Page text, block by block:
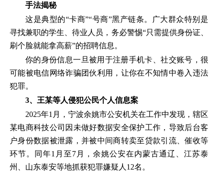
手法揭秘
这是典型的“卡商”“号商”黑产链条。广大群众特别是
寻找兼职的学生、待业人员，务必警惕“只需提供身份证、
刷个脸就能拿高薪”的招聘信息。
你的身份信息一旦被用于注册手机卡、社交账号，很
可能被电信网络诈骗团伙利用，让你在不知情中卷入违法
犯罪。
3、王某等人侵犯公民个人信息案
2025年1月，宁波余姚市公安机关在工作中发现，辖区
某电商科技公司因未做好数据安全保护工作，导致后台客
户身份数据被泄露，并被中间商转卖至贷款引流、催收等
环节。同年1月至7月，余姚公安在内蒙古通辽、江苏泰
州、山东泰安等地抓获犯罪嫌疑人12名。